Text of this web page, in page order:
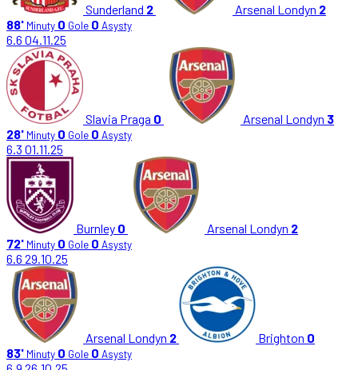
Sunderland 2 Arsenal Londyn 2
88' Minuty 0 Gole 0 Asysty
6.6 04.11.25
Slavia Praga 0 Arsenal Londyn 3
28' Minuty 0 Gole 0 Asysty
6.3 01.11.25
Burnley 0 Arsenal Londyn 2
72' Minuty 0 Gole 0 Asysty
6.6 29.10.25
Arsenal Londyn 2 Brighton 0
83' Minuty 0 Gole 0 Asysty